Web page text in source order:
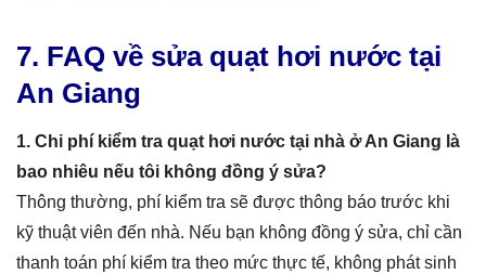
7. FAQ về sửa quạt hơi nước tại
An Giang
1. Chi phí kiểm tra quạt hơi nước tại nhà ở An Giang là
bao nhiêu nếu tôi không đồng ý sửa?
Thông thường, phí kiểm tra sẽ được thông báo trước khi
kỹ thuật viên đến nhà. Nếu bạn không đồng ý sửa, chỉ cần
thanh toán phí kiểm tra theo mức thực tế, không phát sinh